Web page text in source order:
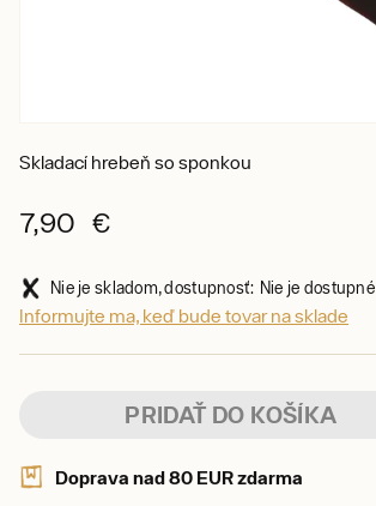
Skladací hrebeň so sponkou
7,90 €
Nie je skladom, dostupnosť: Nie je dostupné
Informujte ma, keď bude tovar na sklade
PRIDAŤ DO KOŠÍKA
Doprava nad 80 EUR zdarma